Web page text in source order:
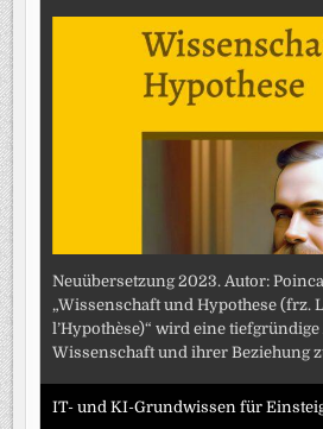
Neuübersetzung 2023. Autor:
„Wissenschaft und Hypothese (frz.
l’Hypothèse)“ wird eine
Wissenschaft und ihrer Beziehung
IT- und KI-Grundwissen für